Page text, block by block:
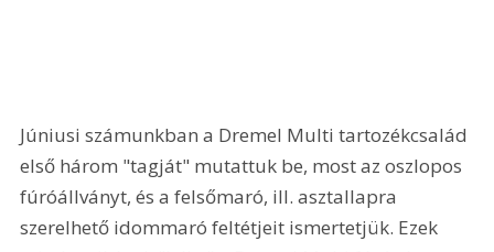
Júniusi számunkban a Dremel Multi tartozékcsalád
első három "tagját" mutattuk be, most az oszlopos
fúróállványt, és a felsőmaró, ill. asztallapra
szerelhető idommaró feltétjeit ismertetjük. Ezek